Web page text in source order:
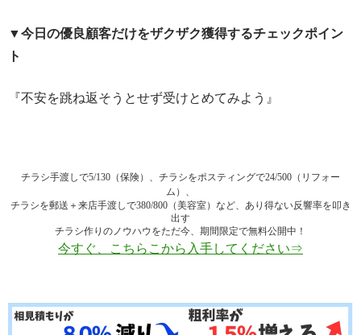
▼今日の優良顧客だけをザクザク獲得するチェックポイン
ト
『不安を跳ね返そうとせず受けとめてみよう』
チラシ手渡しで5/130（保険）、チラシをポスティングで24/500（リフォー
ム）、
チラシを郵送＋来店手渡しで380/800（美容室）など、あり得ない反響率を叩き
出す
チラシ作りのノウハウをただ今、期間限定で無料公開中！
今すぐ、こちらこから入手してください⇒